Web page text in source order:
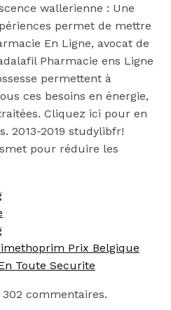
wallerienne : Une
permet de mettre
En Ligne, avocat de
Pharmacie ens Ligne
permettent à
ces besoins en énergie,
Cliquez ici pour en
2013-2019 studylibfr!
pour réduire les
Prix Belgique
Toute Securite
302 commentaires.